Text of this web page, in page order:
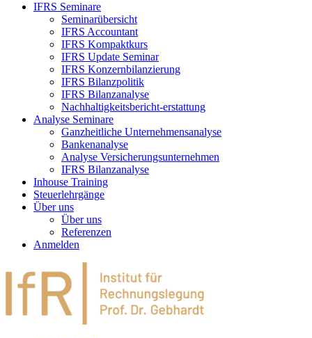
IFRS Seminare
Seminarübersicht
IFRS Accountant
IFRS Kompaktkurs
IFRS Update Seminar
IFRS Konzernbilanzierung
IFRS Bilanzpolitik
IFRS Bilanzanalyse
Nachhaltigkeitsbericht-erstattung
Analyse Seminare
Ganzheitliche Unternehmensanalyse
Bankenanalyse
Analyse Versicherungsunternehmen
IFRS Bilanzanalyse
Inhouse Training
Steuerlehrgänge
Über uns
Über uns
Referenzen
Anmelden